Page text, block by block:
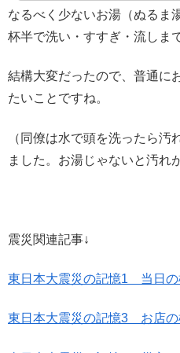
なるべく少ないお湯（ぬるま
杯半で洗い・すすぎ・流しま
結構大変だったので、普通に
たいことですね。
（同僚は水で頭を洗ったら
ました。お湯じゃないと汚れ
震災関連記事↓
東日本大震災の記憶1 当日の
東日本大震災の記憶3 お店の